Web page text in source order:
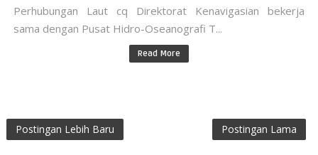
Perhubungan Laut cq Direktorat Kenavigasian bekerja
sama dengan Pusat Hidro-Oseanografi T...
Read More
Postingan Lebih Baru Postingan Lama